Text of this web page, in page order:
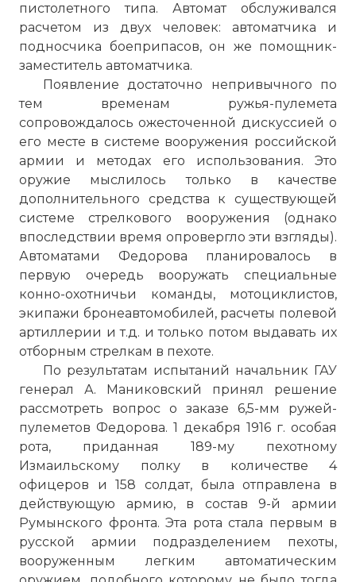
пистолетного типа. Автомат обслуживался
расчетом из двух человек: автоматчика и
подносчика боеприпасов, он же помощник-
заместитель автоматчика.
Появление достаточно непривычного по
тем временам ружья-пулемета
сопровождалось ожесточенной дискуссией о
его месте в системе вооружения российской
армии и методах его использования. Это
оружие мыслилось только в качестве
дополнительного средства к существующей
системе стрелкового вооружения (однако
впоследствии время опровергло эти взгляды).
Автоматами Федорова планировалось в
первую очередь вооружать специальные
конно-охотничьи команды, мотоциклистов,
экипажи бронеавтомобилей, расчеты полевой
артиллерии и т.д. и только потом выдавать их
отборным стрелкам в пехоте.
По результатам испытаний начальник ГАУ
генерал А. Маниковский принял решение
рассмотреть вопрос о заказе 6,5-мм ружей-
пулеметов Федорова. 1 декабря 1916 г. особая
рота, приданная 189-му пехотному
Измаильскому полку в количестве 4
офицеров и 158 солдат, была отправлена в
действующую армию, в состав 9-й армии
Румынского фронта. Эта рота стала первым в
русской армии подразделением пехоты,
вооруженным легким автоматическим